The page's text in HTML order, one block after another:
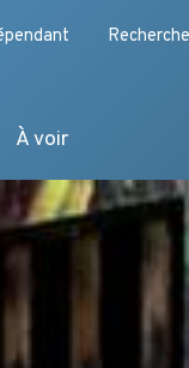
Recherche
À voir